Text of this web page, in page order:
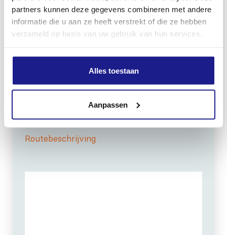
partners kunnen deze gegevens combineren met andere
informatie die u aan ze heeft verstrekt of die ze hebben
verzameld op basis van uw gebruik van hun services.
Alles toestaan
Aanpassen
Zaterdag: 09:00 - 12:00
Zondag: gesloten
Routebeschrijving